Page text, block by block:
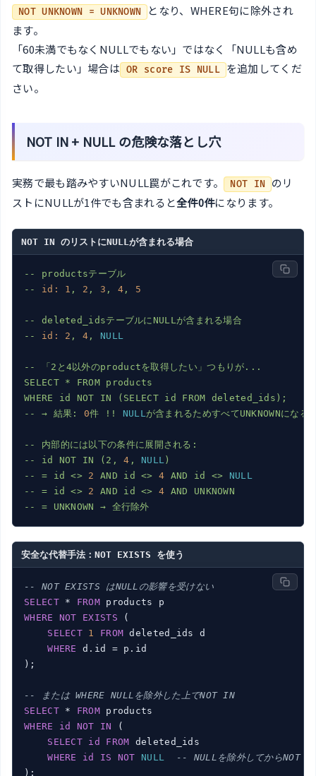
NOT UNKNOWN = UNKNOWN
となり、WHERE句に除外され
ます。
「60未満でもなくNULLでもない」ではなく「NULLも含め
て取得したい」場合は OR score IS NULL を追加してくだ
さい。
NOT IN + NULL の危険な落とし穴
実務で最も踏みやすいNULL罠がこれです。 NOT IN
のリ
ストにNULLが1件でも含まれると全件0件になります。
NOT IN のリストにNULLが含まれる場合
--
productsテーブル
--
id: 1 , 2 , 3 , 4 , 5
--
deleted_idsテーブルにNULLが含まれる場合
--
id: 2 , 4 , NULL
--
「2と4以外のproductを取得したい」つもりが...
SELECT
* FROM
products
WHERE
id NOT IN (SELECT id FROM deleted_ids);
--
→ 結果: 0件 !! NULLが含まれるためすべてUNKNOWNになる
--
内部的には以下の条件に展開される:
--
id NOT IN (2, 4 , NULL )
--
= id <> 2 AND id <> 4 AND id <>
NULL
--
= id <> 2 AND id <> 4 AND
UNKNOWN
--
= UNKNOWN → 全行除外
安全な代替手法：NOT EXISTS を使う
-- NOT EXISTS はNULLの影響を受けない
SELECT * FROM
WHERE
NOT EXISTS (
SELECT 1 FROM deleted_ids d
WHERE
d.id = p.id
);
-- または WHERE NULLを除外した上でNOT IN
SELECT * FROM
WHERE
id NOT IN
(
SELECT id FROM deleted_ids
WHERE
id IS NOT NULL
-- NULLを除外してからNOT
);